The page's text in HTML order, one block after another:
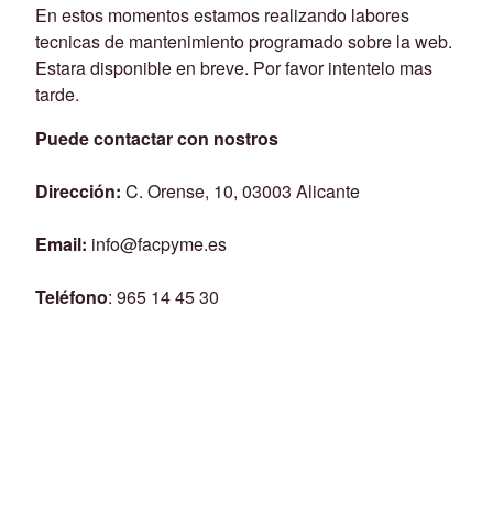
En estos momentos estamos realizando labores
tecnicas de mantenimiento programado sobre la web.
Estara disponible en breve. Por favor intentelo mas
tarde.
Puede contactar con nostros
Dirección: C. Orense, 10, 03003 Alicante
Email: info@facpyme.es
Teléfono: 965 14 45 30